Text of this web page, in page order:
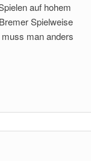
auf hohem
Spielweise
man anders